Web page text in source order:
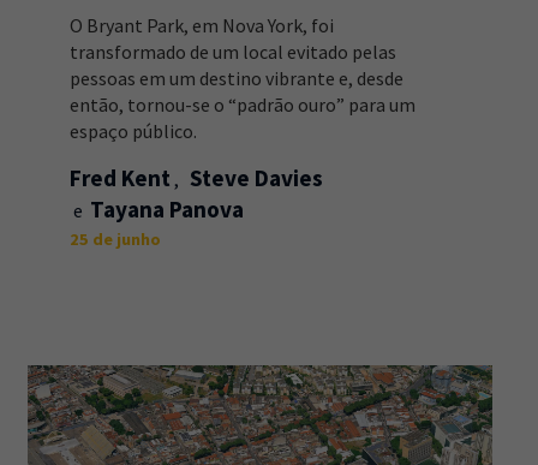
O Bryant Park, em Nova York, foi
transformado de um local evitado pelas
pessoas em um destino vibrante e, desde
então, tornou-se o “padrão ouro” para um
espaço público.
Fred Kent
Steve Davies
Tayana Panova
25 de junho